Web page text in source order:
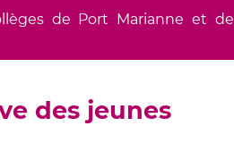
de Port Marianne et de
des jeunes